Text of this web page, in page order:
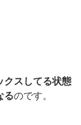
クスしてる状態
るのです。